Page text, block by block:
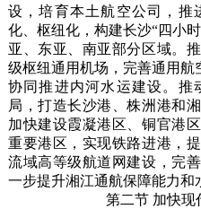
设，培育本土航空公司，推
化、枢纽化，构建长沙“四小
亚、东亚、南亚部分区域。
级枢纽通用机场，完善通用航
协同推进内河水运建设。推
局，打造长沙港、株洲港和
加快建设霞凝港区、铜官港
重要港区，实现铁路进港，
流域高等级航道网建设，完
一步提升湘江通航保障能力和
第二节 加快现